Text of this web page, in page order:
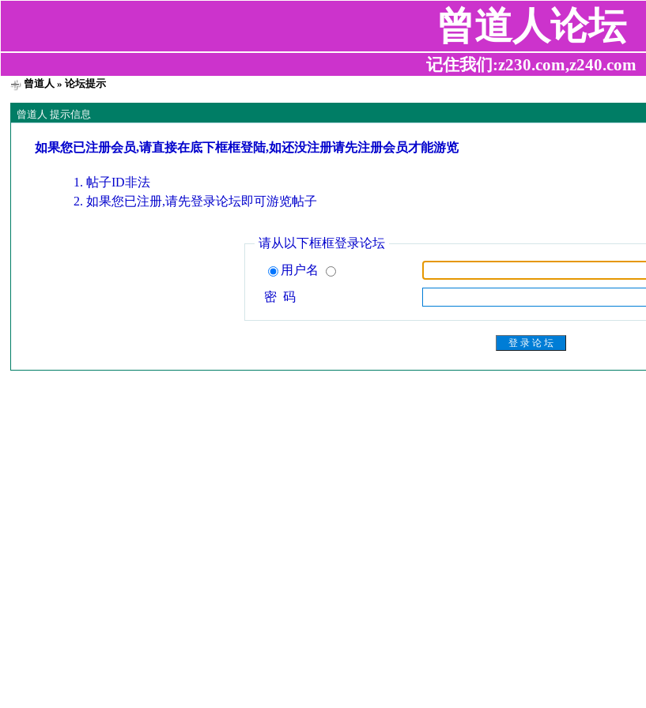
曾道人论坛
记住我们:z230.com,z240.com
曾道人 » 论坛提示
曾道人 提示信息
如果您已注册会员,请直接在底下框框登陆,如还没注册请先注册会员才能游览
帖子ID非法
如果您已注册,请先登录论坛即可游览帖子
请从以下框框登录论坛
用户名
密 码